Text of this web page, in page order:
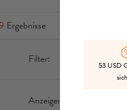
Ergebnisse
Filter: Im Angebot
Anzeigen nach:
53 USD